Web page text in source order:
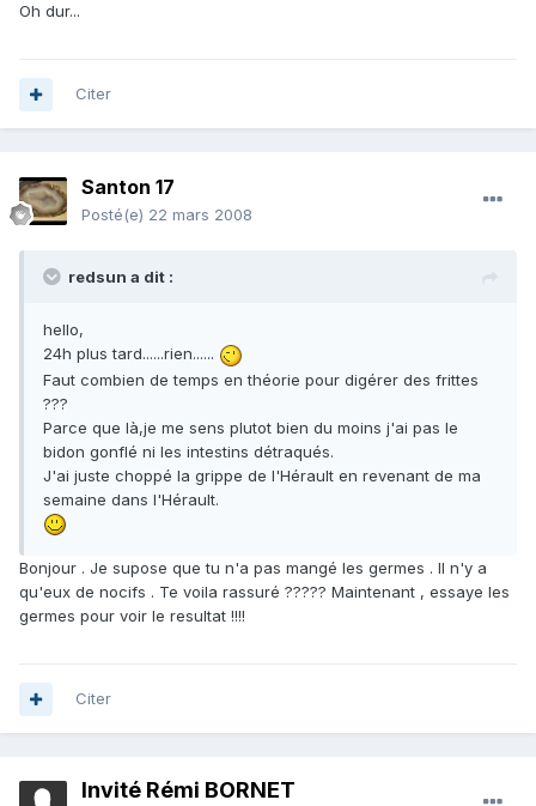
Oh dur...
Citer
Santon 17
Posté(e) 22 mars 2008
redsun a dit :
hello,
24h plus tard......rien......
Faut combien de temps en théorie pour digérer des frittes
???
Parce que là,je me sens plutot bien du moins j'ai pas le
bidon gonflé ni les intestins détraqués.
J'ai juste choppé la grippe de l'Hérault en revenant de ma
semaine dans l'Hérault.
Bonjour . Je supose que tu n'a pas mangé les germes . Il n'y a
qu'eux de nocifs . Te voila rassuré ????? Maintenant , essaye les
germes pour voir le resultat !!!!
Citer
Invité Rémi BORNET